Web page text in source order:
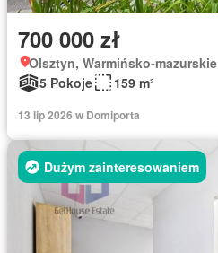
700 000 zł
Olsztyn, Warmińsko-mazurskie
5 Pokoje
159 m²
13 lip 2026 w Domiporta
Dużym zainteresowaniem